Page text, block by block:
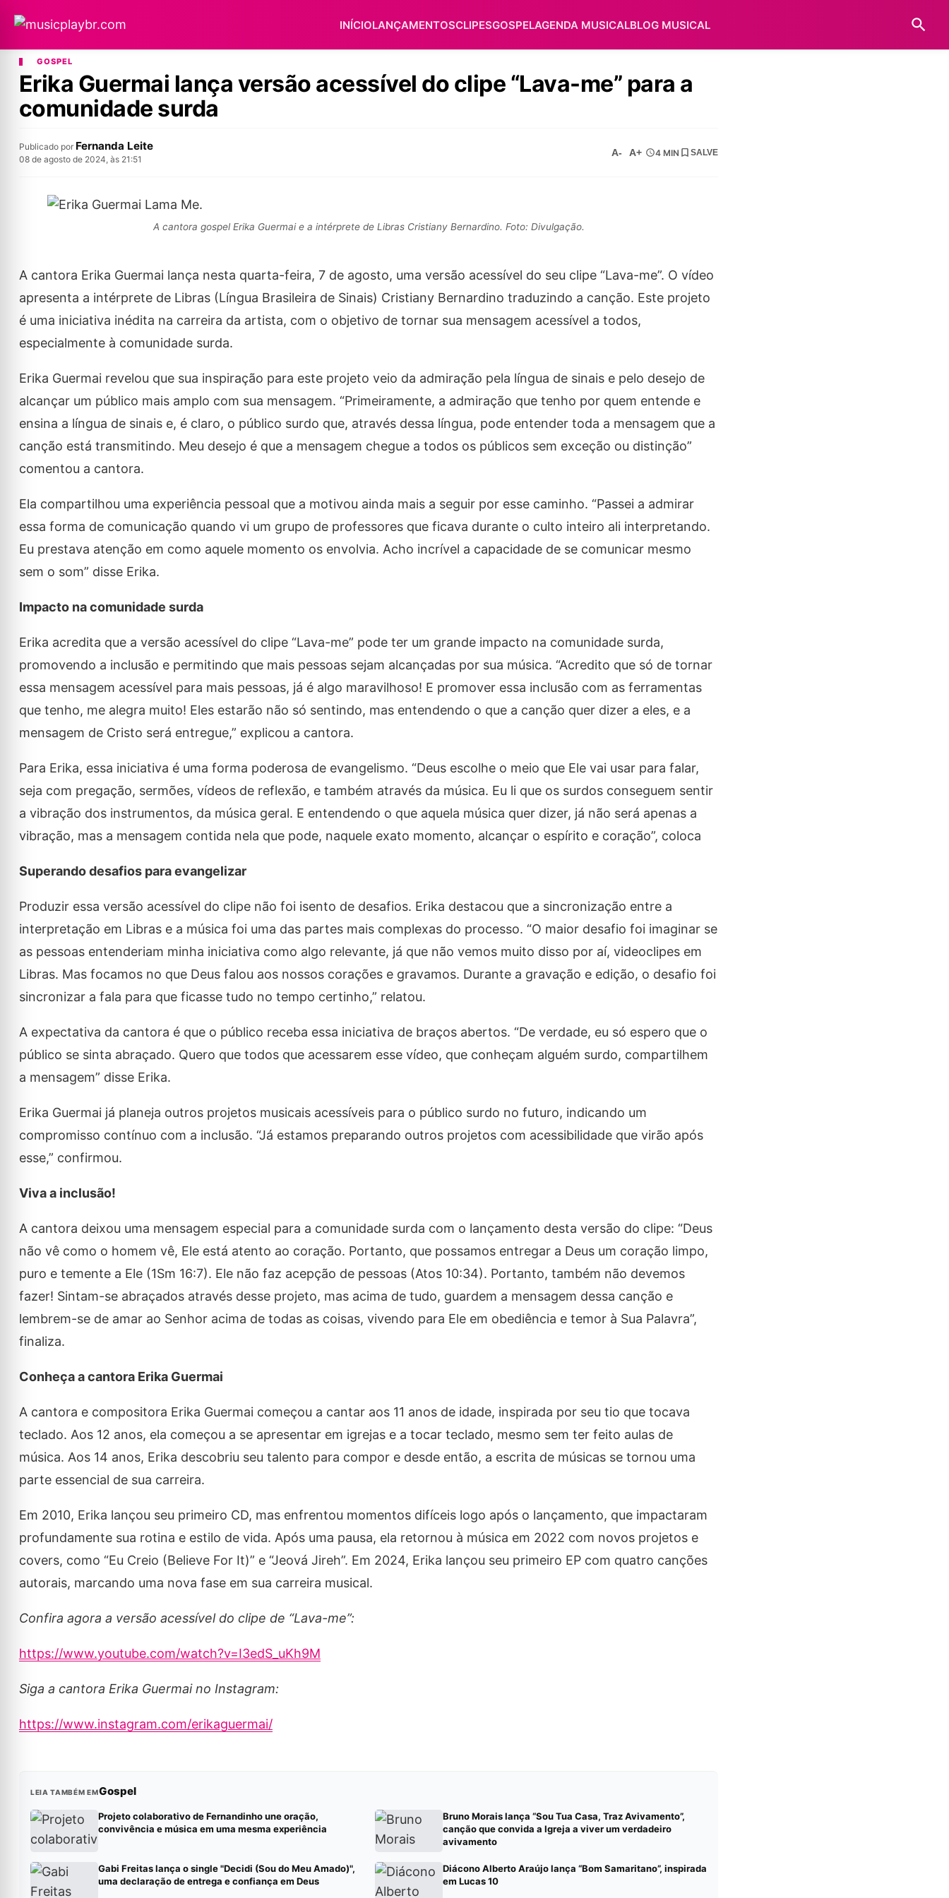
INÍCIOLANÇAMENTOSCLIPESGOSPELAGENDA MUSICALBLOG MUSICAL
GOSPEL
Erika Guermai lança versão acessível do clipe “Lava-me” para a
comunidade surda
Publicado por Fernanda Leite
08 de agosto de 2024, às 21:51
A- A+ 4 MIN SALVE
A cantora gospel Erika Guermai e a intérprete de Libras Cristiany Bernardino. Foto: Divulgação.
A cantora Erika Guermai lança nesta quarta-feira, 7 de agosto, uma versão acessível do seu clipe “Lava-me”. O vídeo
apresenta a intérprete de Libras (Língua Brasileira de Sinais) Cristiany Bernardino traduzindo a canção. Este projeto
é uma iniciativa inédita na carreira da artista, com o objetivo de tornar sua mensagem acessível a todos,
especialmente à comunidade surda.
Erika Guermai revelou que sua inspiração para este projeto veio da admiração pela língua de sinais e pelo desejo de
alcançar um público mais amplo com sua mensagem. “Primeiramente, a admiração que tenho por quem entende e
ensina a língua de sinais e, é claro, o público surdo que, através dessa língua, pode entender toda a mensagem que a
canção está transmitindo. Meu desejo é que a mensagem chegue a todos os públicos sem exceção ou distinção”
comentou a cantora.
Ela compartilhou uma experiência pessoal que a motivou ainda mais a seguir por esse caminho. “Passei a admirar
essa forma de comunicação quando vi um grupo de professores que ficava durante o culto inteiro ali interpretando.
Eu prestava atenção em como aquele momento os envolvia. Acho incrível a capacidade de se comunicar mesmo
sem o som” disse Erika.
Impacto na comunidade surda
Erika acredita que a versão acessível do clipe “Lava-me” pode ter um grande impacto na comunidade surda,
promovendo a inclusão e permitindo que mais pessoas sejam alcançadas por sua música. “Acredito que só de tornar
essa mensagem acessível para mais pessoas, já é algo maravilhoso! E promover essa inclusão com as ferramentas
que tenho, me alegra muito! Eles estarão não só sentindo, mas entendendo o que a canção quer dizer a eles, e a
mensagem de Cristo será entregue,” explicou a cantora.
Para Erika, essa iniciativa é uma forma poderosa de evangelismo. “Deus escolhe o meio que Ele vai usar para falar,
seja com pregação, sermões, vídeos de reflexão, e também através da música. Eu li que os surdos conseguem sentir
a vibração dos instrumentos, da música geral. E entendendo o que aquela música quer dizer, já não será apenas a
vibração, mas a mensagem contida nela que pode, naquele exato momento, alcançar o espírito e coração”, coloca
Superando desafios para evangelizar
Produzir essa versão acessível do clipe não foi isento de desafios. Erika destacou que a sincronização entre a
interpretação em Libras e a música foi uma das partes mais complexas do processo. “O maior desafio foi imaginar se
as pessoas entenderiam minha iniciativa como algo relevante, já que não vemos muito disso por aí, videoclipes em
Libras. Mas focamos no que Deus falou aos nossos corações e gravamos. Durante a gravação e edição, o desafio foi
sincronizar a fala para que ficasse tudo no tempo certinho,” relatou.
A expectativa da cantora é que o público receba essa iniciativa de braços abertos. “De verdade, eu só espero que o
público se sinta abraçado. Quero que todos que acessarem esse vídeo, que conheçam alguém surdo, compartilhem
a mensagem” disse Erika.
Erika Guermai já planeja outros projetos musicais acessíveis para o público surdo no futuro, indicando um
compromisso contínuo com a inclusão. “Já estamos preparando outros projetos com acessibilidade que virão após
esse,” confirmou.
Viva a inclusão!
A cantora deixou uma mensagem especial para a comunidade surda com o lançamento desta versão do clipe: “Deus
não vê como o homem vê, Ele está atento ao coração. Portanto, que possamos entregar a Deus um coração limpo,
puro e temente a Ele (1Sm 16:7). Ele não faz acepção de pessoas (Atos 10:34). Portanto, também não devemos
fazer! Sintam-se abraçados através desse projeto, mas acima de tudo, guardem a mensagem dessa canção e
lembrem-se de amar ao Senhor acima de todas as coisas, vivendo para Ele em obediência e temor à Sua Palavra”,
finaliza.
Conheça a cantora Erika Guermai
A cantora e compositora Erika Guermai começou a cantar aos 11 anos de idade, inspirada por seu tio que tocava
teclado. Aos 12 anos, ela começou a se apresentar em igrejas e a tocar teclado, mesmo sem ter feito aulas de
música. Aos 14 anos, Erika descobriu seu talento para compor e desde então, a escrita de músicas se tornou uma
parte essencial de sua carreira.
Em 2010, Erika lançou seu primeiro CD, mas enfrentou momentos difíceis logo após o lançamento, que impactaram
profundamente sua rotina e estilo de vida. Após uma pausa, ela retornou à música em 2022 com novos projetos e
covers, como “Eu Creio (Believe For It)” e “Jeová Jireh”. Em 2024, Erika lançou seu primeiro EP com quatro canções
autorais, marcando uma nova fase em sua carreira musical.
Confira agora a versão acessível do clipe de “Lava-me”:
https://www.youtube.com/watch?v=I3edS_uKh9M
Siga a cantora Erika Guermai no Instagram:
https://www.instagram.com/erikaguermai/
LEIA TAMBÉM EMGospel
Projeto colaborativo de Fernandinho une oração,
convivência e música em uma mesma experiência
Bruno Morais lança “Sou Tua Casa, Traz Avivamento”,
canção que convida a Igreja a viver um verdadeiro
avivamento
Gabi Freitas lança o single "Decidi (Sou do Meu Amado)",
uma declaração de entrega e confiança em Deus
Diácono Alberto Araújo lança “Bom Samaritano”, inspirada
em Lucas 10